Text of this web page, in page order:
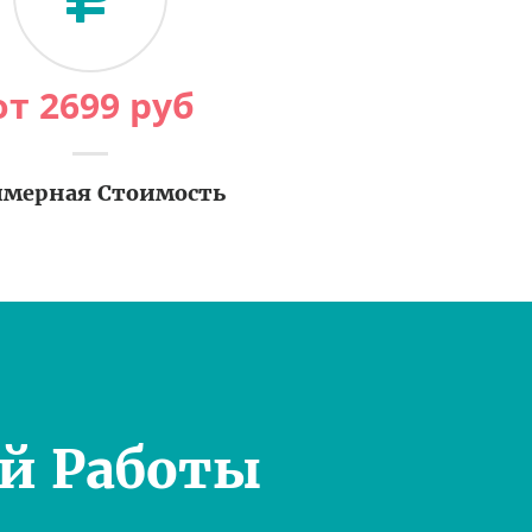
2699 руб
Стоимость
Работы